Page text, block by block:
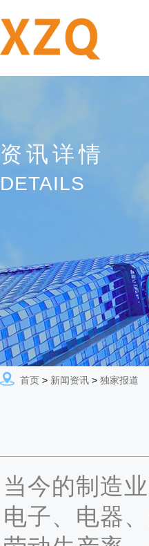
资讯详情
DETAILS
首页 > 新闻资讯 > 独家报道
当今的制造
电子、电器